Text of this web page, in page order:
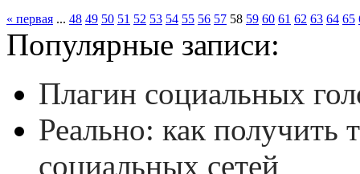
« первая ... 48 49 50 51 52 53 54 55 56 57 58 59 60 61 62 63 64 65
Популярные записи:
Плагин социальных
Реально: как получить
социальных сетей